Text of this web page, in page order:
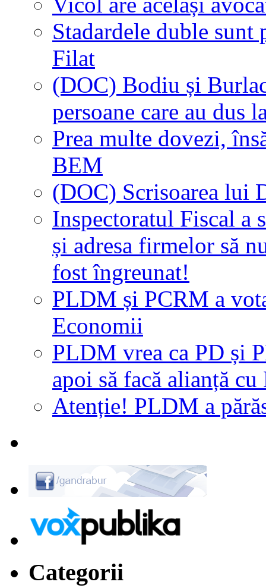
Stadardele duble
Filat
(DOC) Bodiu și
persoane care au dus
Prea multe dovezi,
BEM
(DOC) Scrisoarea lui
Inspectoratul Fiscal a
și adresa firmelor să
fost îngreunat!
PLDM și PCRM a
Economii
PLDM vrea ca PD și
apoi să facă alianță cu
Atenție! PLDM a
Categorii